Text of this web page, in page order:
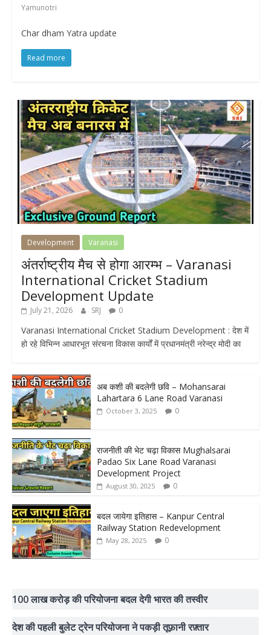
Yamunotri
Char dham Yatra update
Read more
Development Varanasi
अंतर्राष्ट्रीय मैच से होगा आरम्भ – Varanasi
International Cricket Stadium
Development Update
July 21, 2026 SRJ 0
Varanasi International Cricket Stadium Development : देश में
हो रहे विभिन्न आधारभूत संरचना विकास कार्यों में प्रधानमंत्री नरेन्द्र मोदी का
अब कशी की बदलेगी छवि – Mohansarai
Lahartara 6 Lane Road Varanasi
October 3, 2025 0
राजनीती की भेट चढ़ा विकास Mughalsarai
Padao Six Lane Road Varanasi
Development Project
August 30, 2025 0
बदल जायेगा इतिहास – Kanpur Central
Railway Station Redevelopment
May 28, 2025 0
100 लाख करोड़ की परियोजना बदल देगी भारत की तस्वीर
देश की पहली बुलेट ट्रेन परियोजना ने पकड़ी तूफ़ानी रफ़्तार